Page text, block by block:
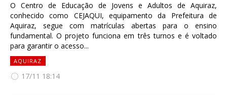
O Centro de Educação de Jovens e Adultos de Aquiraz,
conhecido como CEJAQUI, equipamento da Prefeitura de
Aquiraz, segue com matrículas abertas para o ensino
fundamental. O projeto funciona em três turnos e é voltado
para garantir o acesso...
AQUIRAZ
17/11 18:14